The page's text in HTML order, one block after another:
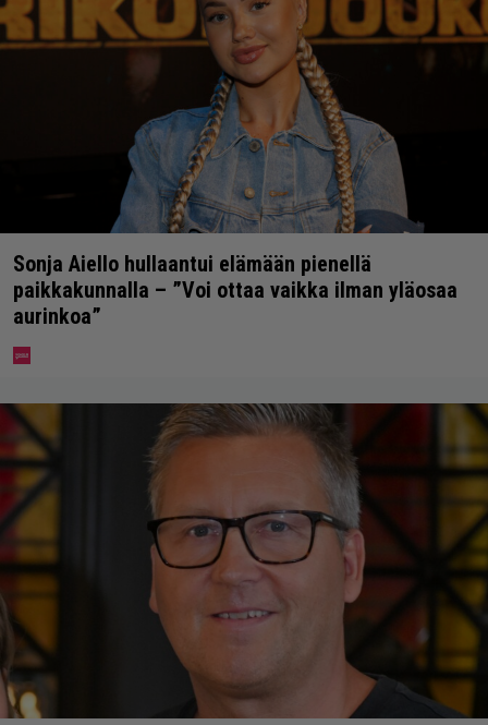
Sonja Aiello hullaantui elämään pienellä
paikkakunnalla – ”Voi ottaa vaikka ilman yläosaa
aurinkoa”